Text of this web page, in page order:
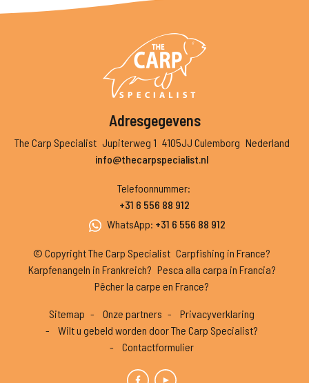
Adresgegevens
The Carp Specialist Jupiterweg 1 4105JJ Culemborg Nederland
info@thecarpspecialist.nl
Telefoonnummer:
+31 6 556 88 912
WhatsApp: +31 6 556 88 912
© Copyright The Carp Specialist Carpfishing in France?
Karpfenangeln in Frankreich? Pesca alla carpa in Francia?
Pêcher la carpe en France?
Sitemap Onze partners
Privacyverklaring
Wilt u gebeld worden door The Carp Specialist?
Contactformulier